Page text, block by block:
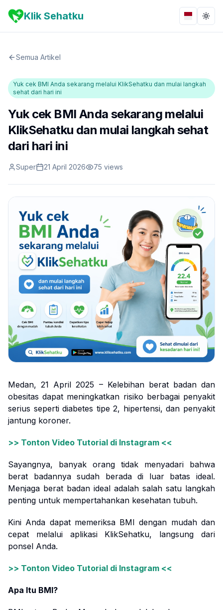
Klik Sehatku Bahasa
Semua Artikel
Yuk cek BMI Anda sekarang melalui KlikSehatku dan mulai langkah
sehat dari hari ini
Yuk cek BMI Anda sekarang melalui
KlikSehatku dan mulai langkah sehat
dari hari ini
Super 21 April 2026 75 views
Medan, 21 April 2025 – Kelebihan berat badan dan
obesitas dapat meningkatkan risiko berbagai penyakit
serius seperti diabetes tipe 2, hipertensi, dan penyakit
jantung koroner.
>> Tonton Video Tutorial di Instagram <<
Sayangnya, banyak orang tidak menyadari bahwa
berat badannya sudah berada di luar batas ideal.
Menjaga berat badan ideal adalah salah satu langkah
penting untuk mempertahankan kesehatan tubuh.
Kini Anda dapat memeriksa BMI dengan mudah dan
cepat melalui aplikasi KlikSehatku, langsung dari
ponsel Anda.
>> Tonton Video Tutorial di Instagram <<
Apa Itu BMI?